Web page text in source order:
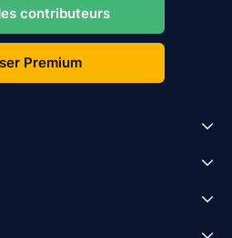
contributeurs
Premium